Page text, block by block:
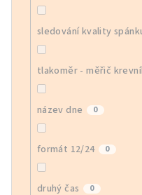
sledování kvality
tlakoměr - měřič
název dne 0
formát 12/24 0
druhý čas 0